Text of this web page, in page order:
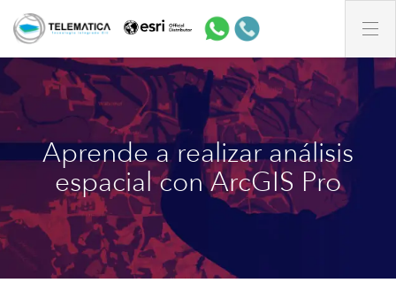
Aprende a realizar análisis
espacial con ArcGIS Pro